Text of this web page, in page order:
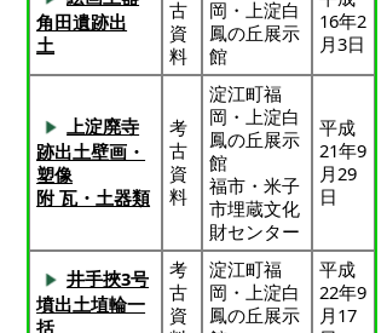
角田遺跡出
土
古
資
料
岡・上淀白
鳳の丘展示
館
16年2
月3日
上淀廃寺
跡出土壁画・
塑像
附 瓦・土器類
考
古
資
料
淀江町福
岡・上淀白
鳳の丘展示
館
福市・米子
市埋蔵文化
財センター
平成
21年9
月29
日
井手挾3号
墳出土埴輪一
括
考
古
資
淀江町福
岡・上淀白
鳳の丘展示
平成
22年9
月17